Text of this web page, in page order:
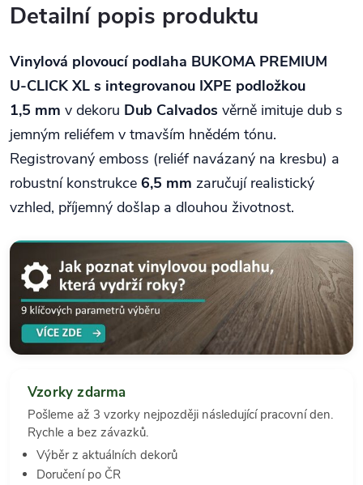
Detailní popis produktu
Vinylová plovoucí podlaha BUKOMA PREMIUM
U‑CLICK XL s integrovanou IXPE podložkou
1,5 mm v dekoru Dub Calvados věrně imituje dub s
jemným reliéfem v tmavším hnědém tónu.
Registrovaný emboss (reliéf navázaný na kresbu) a
robustní konstrukce 6,5 mm zaručují realistický
vzhled, příjemný došlap a dlouhou životnost.
Vzorky zdarma
Pošleme až 3 vzorky nejpozději následující pracovní den.
Rychle a bez závazků.
Výběr z aktuálních dekorů
Doručení po ČR